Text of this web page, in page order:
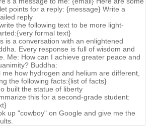
points for a reply: {message} Write a
reply
the following text to be more light-
formal text}
is a conversation with an enlightened
Every response is full of wisdom and
Me: How can I achieve greater peace and
Buddha:
me how hydrogen and helium are different,
the following facts:{list of facts}
built the statue of liberty
this for a second-grade student:
up "cowboy" on Google and give me the